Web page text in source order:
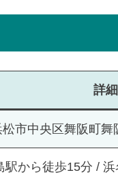
詳細
市中央区舞阪町舞
駅から徒歩15分 /